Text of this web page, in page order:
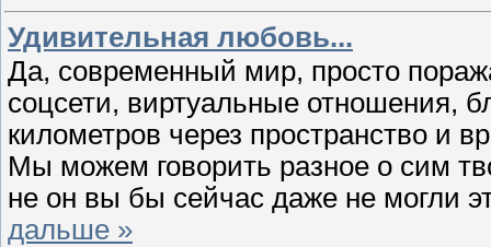
Удивительная любовь...
Да, современный мир, просто
соцсети, виртуальные отношения,
километров через пространство и
Мы можем говорить разное о сим
не он вы бы сейчас даже не могли
дальше »